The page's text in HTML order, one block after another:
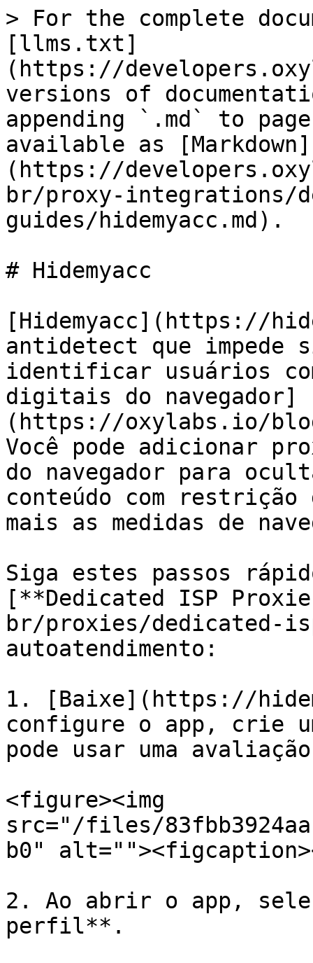
> For the complete
[llms.txt]
(https://
versions of
appending `.md` to
available as [Markdown]
(https://
br/proxy-integrations/
guides/hidemyacc.md).
# Hidemyacc
[Hidemyacc](https://
antidetect que impede
identificar usuários
digitais do navegador]
(https://oxylabs.io/
Você pode adicionar
do navegador para
conteúdo com
mais as medidas de
Siga estes passos
[**Dedicated ISP
br/proxies/dedicated-
autoatendimento:
1. [Baixe](https://
configure o app, crie
pode usar uma
<figure><img
src="/files/
b0"
2. Ao abrir o app,
perfil**.